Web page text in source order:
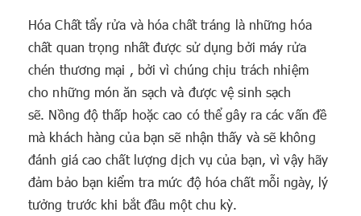
Hóa Chất tẩy rửa và hóa chất tráng là những hóa
chất quan trọng nhất được sử dụng bởi máy rửa
chén thương mại , bởi vì chúng chịu trách nhiệm
cho những món ăn sạch và được vệ sinh sạch
sẽ. Nồng độ thấp hoặc cao có thể gây ra các vấn đề
mà khách hàng của bạn sẽ nhận thấy và sẽ không
đánh giá cao chất lượng dịch vụ của bạn, vì vậy hãy
đảm bảo bạn kiểm tra mức độ hóa chất mỗi ngày, lý
tưởng trước khi bắt đầu một chu kỳ.